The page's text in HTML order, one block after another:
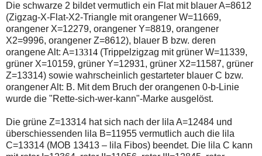
zu
einem
späteren
Zeitpunkt
noch
einmal.
Sollte
das
Problem
weiterbestehen
bitte
um
Kontaktaufnahme
per
Mail
Die schwarze 2 bildet vermutlich ein Flat mit blauer A=8612
(Zigzag-X-Flat-X2-Triangle mit orangener W=11669,
orangener X=12279, orangener Y=8819, orangener
X2=9996, orangener Z=8612), blauer B bzw. deren
orangene Alt: A=13314 (Trippelzigzag mit grüner W=11339,
grüner X=10159, grüner Y=12931, grüner X2=11587, grüner
Z=13314) sowie wahrscheinlich gestarteter blauer C bzw.
orangener Alt: B. Mit dem Bruch der orangenen 0-b-Linie
wurde die "Rette-sich-wer-kann"-Marke ausgelöst.
Die grüne Z=13314 hat sich nach der lila A=12484 und
überschiessenden lila B=11955 vermutlich auch die lila
C=13314 (MOB 13413 – lila Fibos) beendet. Die lila C kann